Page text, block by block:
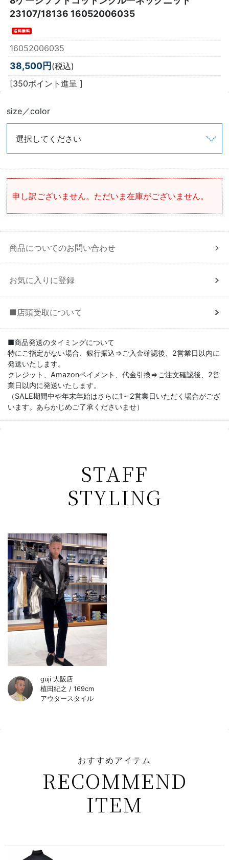
23107/18136 16052006035
16052006035
38,500円(税込)
[350ポイント進呈 ]
size／color
申し訳ございません。ただいま在庫がございません。
商品についてのお問い合わせ
お気に入りに登録
■店頭受取について
■商品発送のタイミングについて
特にご指定がない場合、銀行振込⇒ご入金確認後、2営業日以内に
発送いたします。
クレジット、Amazonペイメント、代金引換⇒ご注文確認後、2営
業日以内に発送いたします。
（SALE期間中や年末年始はさらに1～2営業日いただく場合がござ
います。あらかじめご了承くださいませ）
STAFF
STYLING
guji 大阪店
植田紀之 / 169cm
アウタースタイル
おすすめアイテム
RECOMMEND
ITEM